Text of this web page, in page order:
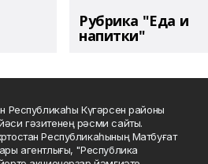
Рубрика "Еда и
напитки"
Республикаһы Күгәрсен районы
гәзитенең рәсми сайты.
Республикаһының Матбуғат
агентлығы, "Республика